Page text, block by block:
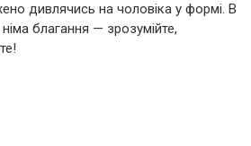
дивлячись на чоловіка у формі. В
благання — зрозумійте,